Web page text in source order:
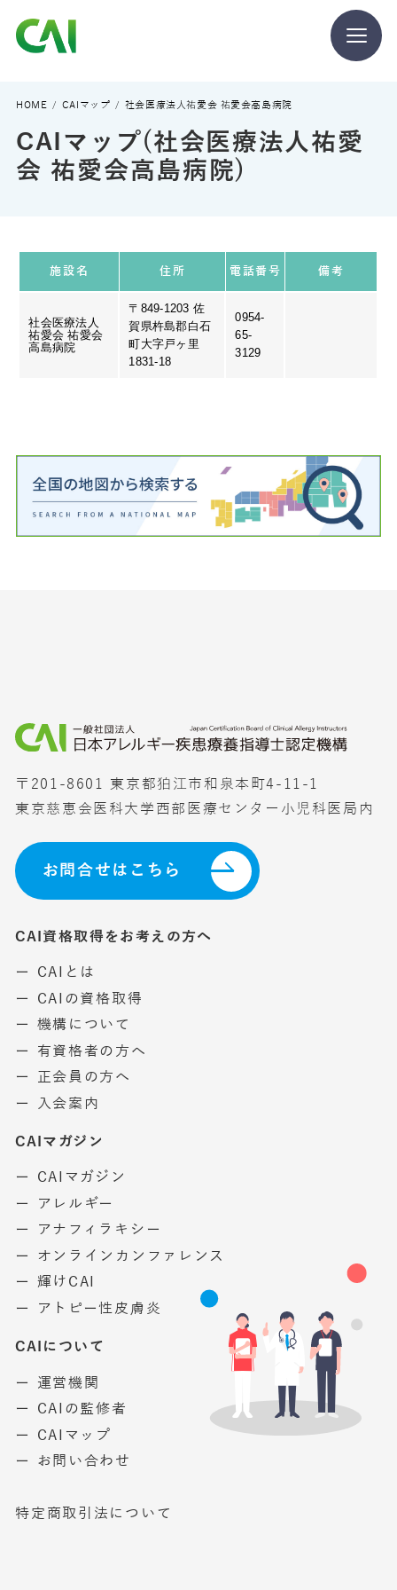
CAIとは
CAIを目指す方へ
CAIマガジン
HOME CAIマップ 社会医療法人祐愛会 祐愛会高島病院
CAIマップ(社会医療法人祐愛
会 祐愛会高島病院)
施設名 住所 電話番号 備考
社会医療法人
祐愛会 祐愛会
高島病院
〒849-1203 佐
賀県杵島郡白石
町大字戸ヶ里
1831-18
0954-
65-
3129
〒201-8601 東京都狛江市和泉本町4-11-1
東京慈恵会医科大学西部医療センター小児科医局内
お問合せはこちら
CAI資格取得をお考えの方へ
ー CAIとは
ー CAIの資格取得
ー 機構について
ー 有資格者の方へ
ー 正会員の方へ
ー 入会案内
CAIマガジン
ー CAIマガジン
ー アレルギー
ー アナフィラキシー
ー オンラインカンファレンス
ー 輝けCAI
ー アトピー性皮膚炎
CAIについて
ー 運営機関
ー CAIの監修者
ー CAIマップ
ー お問い合わせ
特定商取引法について